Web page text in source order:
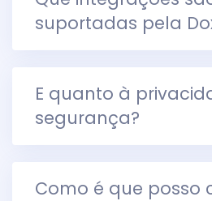
suportadas pela
E quanto à
segurança?
Como é que posso